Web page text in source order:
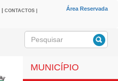
| CONTACTOS |
secundário
Área Reservada
Formulário de
pesquisa
Pesquisar
MUNICÍPIO